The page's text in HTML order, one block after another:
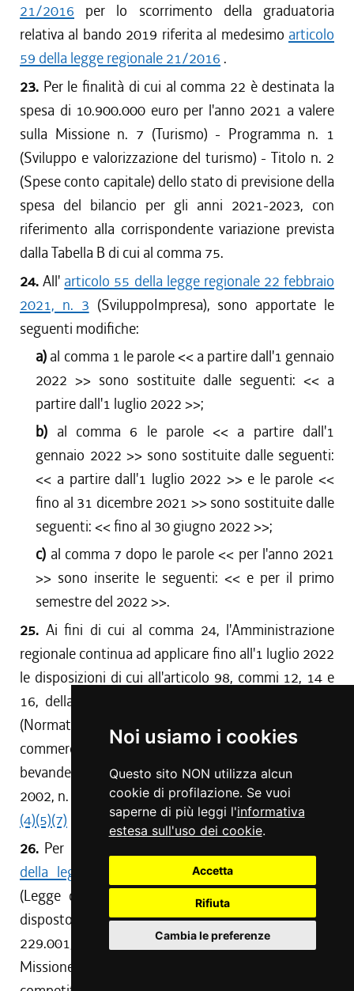
Noi usiamo i cookies
Questo sito NON utilizza alcun
cookie di profilazione. Se vuoi
saperne di più leggi l'informativa
estesa sull'uso dei cookie.
Accetta
Rifiuta
Cambia le preferenze
21/2016 per lo scorrimento della graduatoria
relativa al bando 2019 riferita al medesimo articolo
59 della legge regionale 21/2016 .
23. Per le finalità di cui al comma 22 è destinata la
spesa di 10.900.000 euro per l'anno 2021 a valere
sulla Missione n. 7 (Turismo) - Programma n. 1
(Sviluppo e valorizzazione del turismo) - Titolo n. 2
(Spese conto capitale) dello stato di previsione della
spesa del bilancio per gli anni 2021-2023, con
riferimento alla corrispondente variazione prevista
dalla Tabella B di cui al comma 75.
24.All' articolo 55 della legge regionale 22 febbraio
2021, n. 3 (SviluppoImpresa), sono apportate le
seguenti modifiche:
a) al comma 1 le parole << a partire dall'1 gennaio
2022 >> sono sostituite dalle seguenti: << a
partire dall'1 luglio 2022 >>;
b) al comma 6 le parole << a partire dall'1
gennaio 2022 >> sono sostituite dalle seguenti:
<< a partire dall'1 luglio 2022 >> e le parole <<
fino al 31 dicembre 2021 >> sono sostituite dalle
seguenti: <<fino al 30 giugno 2022 >>;
c) al comma 7 dopo le parole << per l'anno 2021
>> sono inserite le seguenti: << e per il primo
semestre del 2022 >>.
25. Ai fini di cui al comma 24, l'Amministrazione
regionale continua ad applicare fino all'1 luglio 2022
le disposizioni di cui all'articolo 98, commi 12, 14 e
16, della
(Normativa organica in materia di attività
commerciali e di somministrazione di alimenti e
bevande. Modifica alla legge regionale 16 gennaio
2002, n. 2<<Disciplina organica del turismo>>).
(4)(5)(7)
26. Per le finalità di cui all'
della legge regionale 27 dicembre 2019, n. 24
(Legge di stabilità 2020), in relazione a quanto
disposto dal comma 25, è destinata la spesa di
229.001,40 euro per l'anno 2022 a valere sulla
Missione n. 14 (Sviluppo economico e